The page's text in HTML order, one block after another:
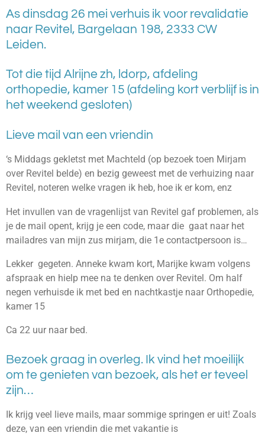
As dinsdag 26 mei verhuis ik voor revalidatie
naar Revitel, Bargelaan 198, 2333 CW
Leiden.
Tot die tijd Alrijne zh, ldorp, afdeling
orthopedie, kamer 15 (afdeling kort verblijf is in
het weekend gesloten)
Lieve mail van een vriendin
‘s Middags gekletst met Machteld (op bezoek toen Mirjam
over Revitel belde) en bezig geweest met de verhuizing naar
Revitel, noteren welke vragen ik heb, hoe ik er kom, enz
Het invullen van de vragenlijst van Revitel gaf problemen, als
je de mail opent, krijg je een code, maar die gaat naar het
mailadres van mijn zus mirjam, die 1e contactpersoon is…
Lekker gegeten. Anneke kwam kort, Marijke kwam volgens
afspraak en hielp mee na te denken over Revitel. Om half
negen verhuisde ik met bed en nachtkastje naar Orthopedie,
kamer 15
Ca 22 uur naar bed.
Bezoek graag in overleg. Ik vind het moeilijk
om te genieten van bezoek, als het er teveel
zijn…
Ik krijg veel lieve mails, maar sommige springen er uit! Zoals
deze, van een vriendin die met vakantie is